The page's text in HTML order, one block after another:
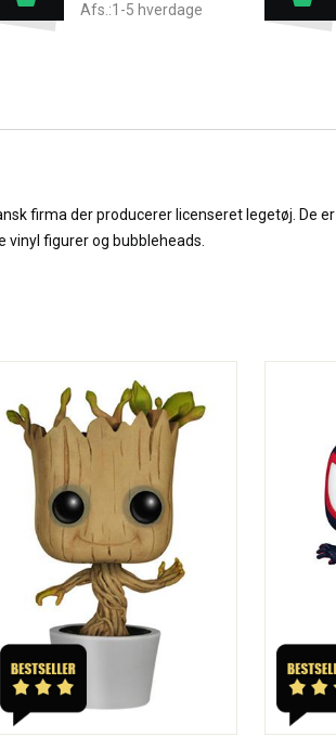
Afs.:1-5 hverdage
firma der producerer licenseret legetøj. De er
vinyl figurer og bubbleheads.